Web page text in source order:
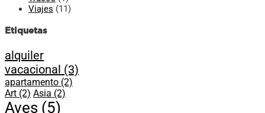
Viajes (11)
Etiquetas
alquiler
vacacional (3)
apartamento (2)
Art (2) Asia (2)
Aves (5)